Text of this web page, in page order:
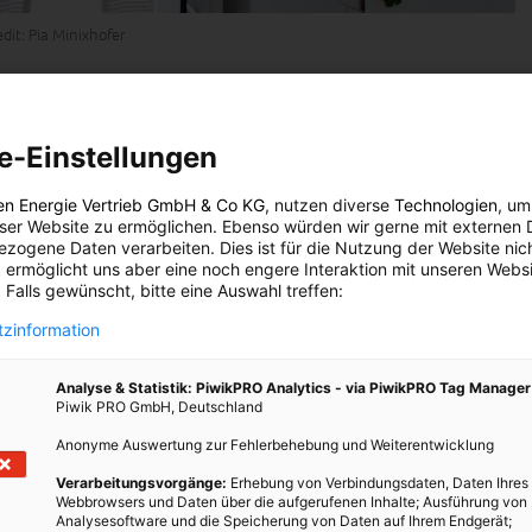
Pia Minixhofer
Breathe Earth Collectiveentwickelte die neuartige Kombination
für den Österreich Pavillon der EXPO 2015 in Mailand.
mit Green4Cities, dem Museumsquartier, den
Capital (UNIC), der Österreich Werbung und der Stadt
Der Prototyp ist erst der Beginn, um langfristig hybride
Kontext zu installieren.
Kaltluftsees angelehnt. In dem ca. fünf Meter großen Raum
etwa 300 Stauden. Die Evapotranspiration des kleinen Waldes
des großen Raumvolumens von oben herabsinkt. Im unteren
Einstellungen
Energie Vertrieb GmbH & Co KG, nutzen diverse Technologien,
Website zu ermöglichen. Ebenso würden wir gerne mit externen
Daten verarbeiten. Dies ist für die Nutzung der Website
ermöglicht uns aber eine noch engere Interaktion mit unseren
Falls gewünscht, bitte eine Auswahl treffen:
Analyse & Statistik: PiwikPRO Analytics - via PiwikPRO Tag Manager
Piwik PRO GmbH, Deutschland
Anonyme Auswertung zur Fehlerbehebung und Weiterentwicklung
Verarbeitungsvorgänge: Erhebung von Verbindungsdaten, Daten Ihres
Webbrowsers und Daten über die aufgerufenen Inhalte; Ausführung von
Analysesoftware und die Speicherung von Daten auf Ihrem Endgerät;